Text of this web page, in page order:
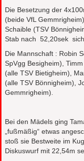
Die Besetzung der
(beide VfL
Schaible (TSV
Stab nach 52,20sek
Die Mannschaft : Robin
SpVgg Besigheim),
(alle TSV Bietigheim),
(alle TSV Bönnigheim),
Gemmrigheim).
Bei den Mädels ging
„fußmäßig“ etwas
stoß sie Bestweite im
Diskuswurf mit 22,54m